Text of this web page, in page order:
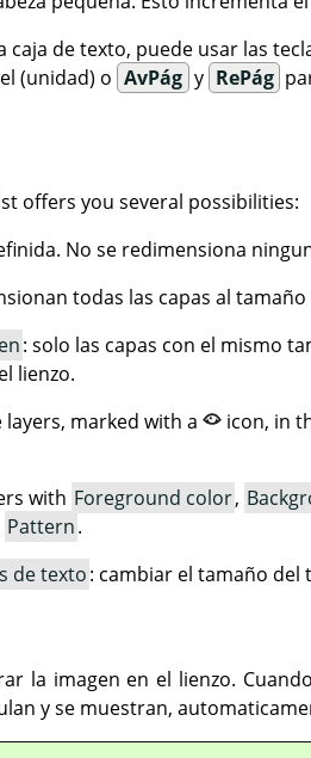
caja de texto, puede usar las
(unidad) o AvPág y RePág
offers you several possibilities:
No se redimensiona
todas las capas al tamaño
: solo las capas con el mismo
lienzo.
layers, marked with a
icon, in
with Foreground color,
Pattern.
de texto: cambiar el tamaño del
la imagen en el lienzo.
y se muestran,